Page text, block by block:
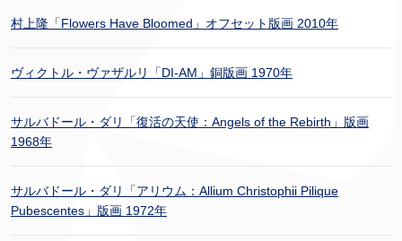
村上隆「Flowers Have Bloomed」オフセット版画 2010年
ヴィクトル・ヴァザルリ「DI-AM」銅版画 1970年
サルバドール・ダリ「復活の天使：Angels of the Rebirth」版画
1968年
サルバドール・ダリ「アリウム：Allium Christophii Pilique
Pubescentes」版画 1972年